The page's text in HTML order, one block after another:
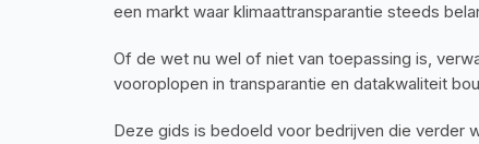
een markt waar klimaattransparantie steeds
Of de wet nu wel of niet van toepassing is,
vooroplopen in transparantie en datakwaliteit
Deze gids is bedoeld voor bedrijven die verder